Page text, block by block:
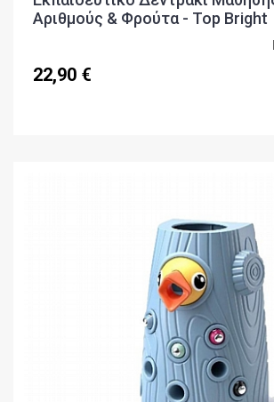
Αριθμούς & Φρούτα - Top Bright
22,90 €